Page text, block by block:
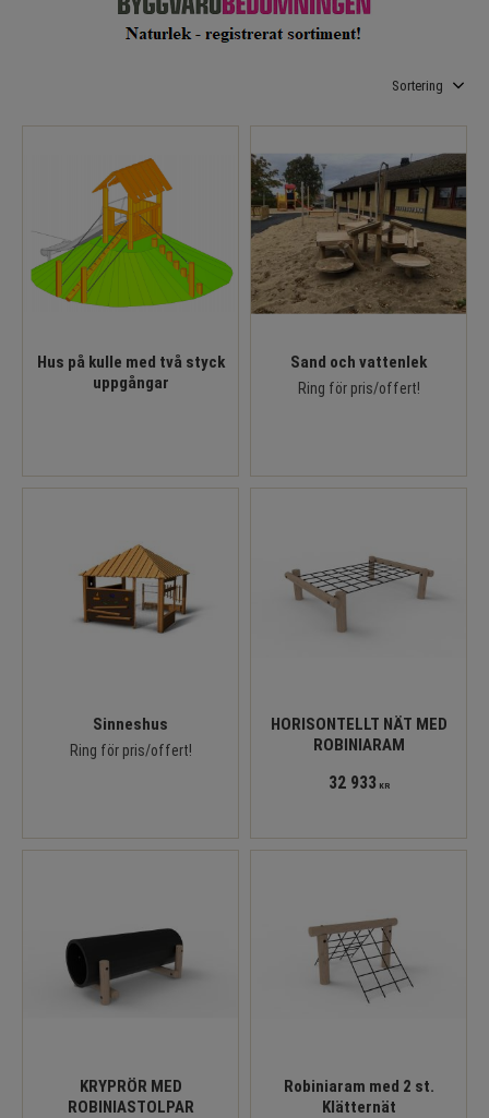
Hus på kulle med två styck
uppgångar
Sand och vattenlek
Ring för pris/offert!
Sinneshus
Ring för pris/offert!
HORISONTELLT NÄT MED
ROBINIARAM
32 933 KR
KRYPRÖR MED
ROBINIASTOLPAR
Robiniaram med 2 st.
Klätternät